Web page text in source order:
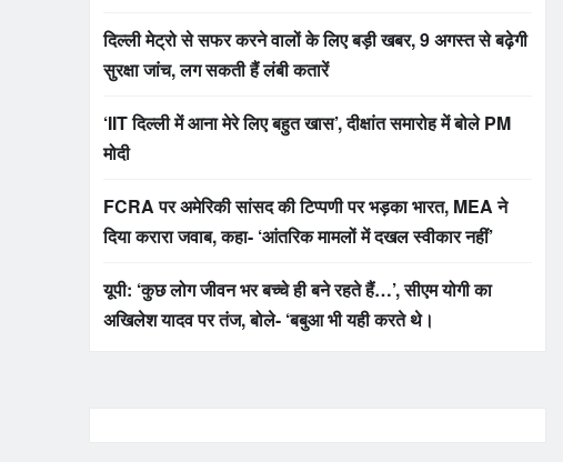
दिल्ली मेट्रो से सफर करने वालों के लिए बड़ी खबर, 9 अगस्त से बढ़ेगी
सुरक्षा जांच, लग सकती हैं लंबी कतारें
‘IIT दिल्ली में आना मेरे लिए बहुत खास’, दीक्षांत समारोह में बोले PM
मोदी
FCRA पर अमेरिकी सांसद की टिप्पणी पर भड़का भारत, MEA ने
दिया करारा जवाब, कहा- ‘आंतरिक मामलों में दखल स्वीकार नहीं’
यूपी: ‘कुछ लोग जीवन भर बच्चे ही बने रहते हैं…’, सीएम योगी का
अखिलेश यादव पर तंज, बोले- ‘बबुआ भी यही करते थे।